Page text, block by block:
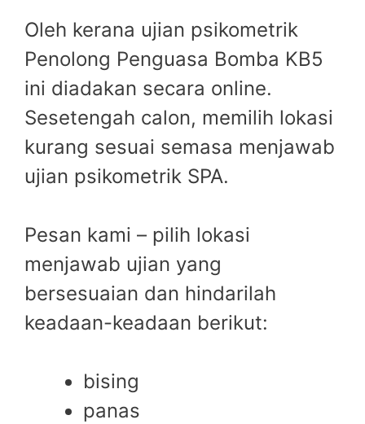
Oleh kerana ujian psikometrik
Penolong Penguasa Bomba KB5
ini diadakan secara online.
Sesetengah calon, memilih lokasi
kurang sesuai semasa menjawab
ujian psikometrik SPA.
Pesan kami – pilih lokasi
menjawab ujian yang
bersesuaian dan hindarilah
keadaan-keadaan berikut:
bising
panas